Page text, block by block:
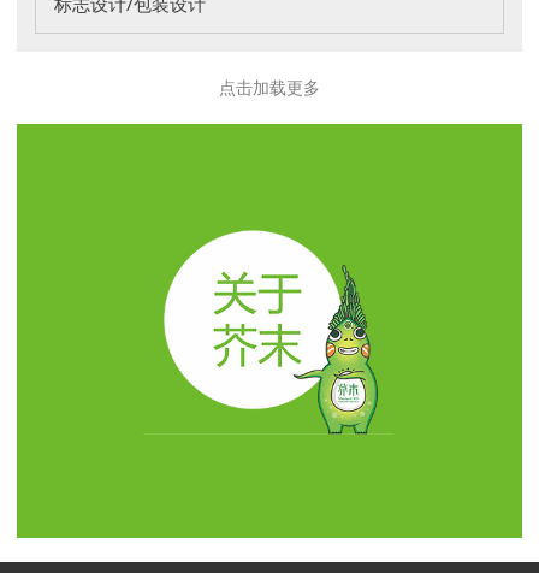
点击加载更多